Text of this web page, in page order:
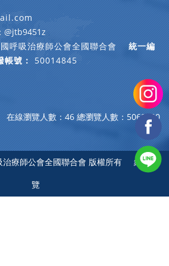
@jtb9451z
國呼吸治療師公會全國聯合會統一編
帳號：50014845
在線瀏覽人數：46 總瀏覽人數：5068420
療師公會全國聯合會 版權所有
網站導
覽